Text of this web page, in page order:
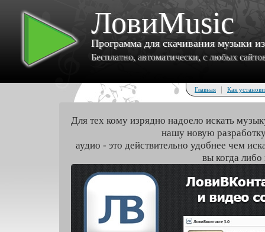
ЛовиMusic
Программа для скачивания музыки
Бесплатно, автоматически, с любых
Главная | Как
Для тех кому изрядно надоело искать
нашу новую
аудио - это действительно удобнее чем
вы когда либо